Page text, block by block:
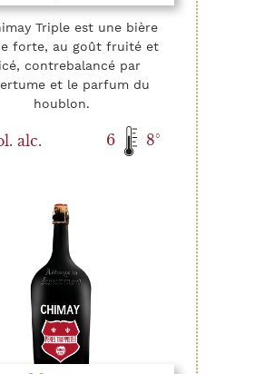
Triple est une bière
forte, au goût fruité et
contrebalancé par
et le parfum du
houblon.
alc. 6 8°